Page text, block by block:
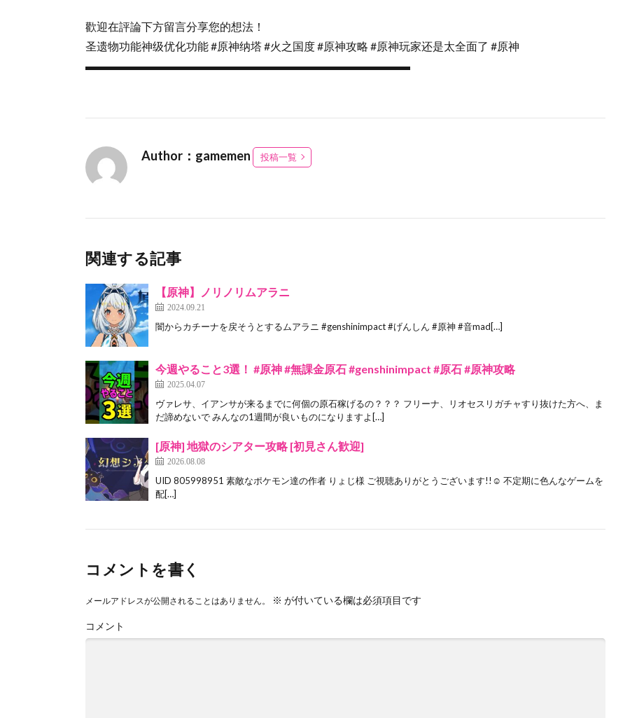
歡迎在評論下方留言分享您的想法！
圣遗物功能神级优化功能 #原神纳塔 #火之国度 #原神攻略 #原神玩家还是太全面了 #原神
▬▬▬▬▬▬▬▬▬▬▬▬▬▬▬▬▬▬▬▬▬▬▬▬▬▬▬▬▬
Author：gamemen 投稿一覧
関連する記事
【原神】ノリノリムアラニ
2024.09.21
闇からカチーナを戻そうとするムアラニ #genshinimpact #げんしん #原神 #音mad[…]
今週やること3選！ #原神 #無課金原石 #genshinimpact #原石 #原神攻略
2025.04.07
ヴァレサ、イアンサが来るまでに何個の原石稼げるの？？？ フリーナ、リオセスリガチャすり抜けた方へ、ま
だ諦めないで みんなの1週間が良いものになりますよ[…]
[原神] 地獄のシアター攻略 [初見さん歓迎]
2026.08.08
UID 805998951 素敵なポケモン達の作者 りょじ様 ご視聴ありがとうございます!!☺️ 不定期に色んなゲームを
配[…]
コメントを書く
メールアドレスが公開されることはありません。 ※ が付いている欄は必須項目です
コメント